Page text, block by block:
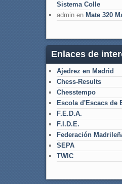
Sistema Colle
adminen Mate 320
Enlaces de
Ajedrez en Madrid
Chess-Results
Chesstempo
Escola d'Escacs de
F.E.D.A.
F.I.D.E.
Federación
SEPA
TWIC